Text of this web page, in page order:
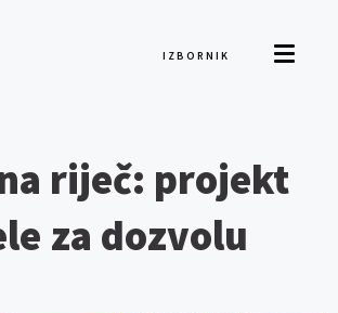
IZBORNIK
riječ: projekt
za dozvolu